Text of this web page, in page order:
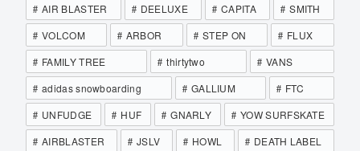
AIR BLASTER
DEELUXE CAPITA
SMITH
VOLCOM
ARBOR STEP ON
FLUX
FAMILY TREE
thirtytwo
VANS
adidas snowboarding
GALLIUM
FTC
UNFUDGE
HUF GNARLY
YOW SURFSKATE
AIRBLASTER
JSLV HOWL
DEATH LABEL